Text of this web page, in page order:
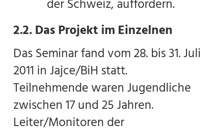
der Schweiz, auffordern.
2.2. Das Projekt im Einzelnen
Das Seminar fand vom 28. bis 31. Juli
2011 in Jajce/BiH statt.
Teilnehmende waren Jugendliche
zwischen 17 und 25 Jahren.
Leiter/Monitoren der